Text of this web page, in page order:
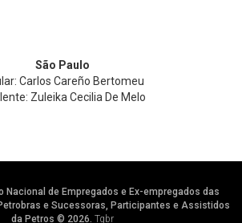
São Paulo
Carlos Careño Bertomeu
Zuleika Cecilia De Melo
Nacional de Empregados e Ex-empregados das
e Sucessoras, Participantes e Assistidos
da Petros © 2026. Tgbr